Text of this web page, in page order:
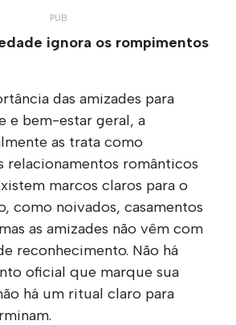
ignora os rompimentos
das amizades para
e bem-estar geral, a
as trata como
relacionamentos românticos
marcos claros para o
como noivados, casamentos
as amizades não vêm com
reconhecimento. Não há
oficial que marque sua
há um ritual claro para